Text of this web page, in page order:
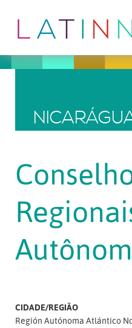
CIDADE/REGIÃO
Región Autónoma Atlántico